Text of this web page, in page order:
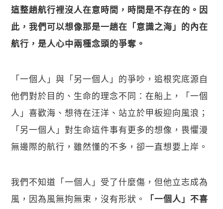
這整趟航行裡沒人在意時間，時間是不存在的。因
此，我們可以想像那是一趟在「意識之海」的內在
航行，是人心中兩種念頭的爭奪。
「一個人」與「另一個人」的爭吵，追根究底源自
他們對於目的、生命的理念不同：在船上，「一個
人」喜歡海、想待在汪洋、站立於甲板迎向風浪；
「另一個人」對生命這件事有更多的想像，畏懼漫
無邊際的航行，雖然懂的不多，卻一直想要上岸。
我們不知道「一個人」受了什麼傷，但他立志成為
風，因為風無拘無束，沒有形狀。
「一個人」不喜